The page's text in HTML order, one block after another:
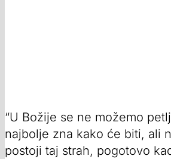
“U Božije se ne možemo
najbolje zna kako će biti, ali
postoji taj strah, pogotovo